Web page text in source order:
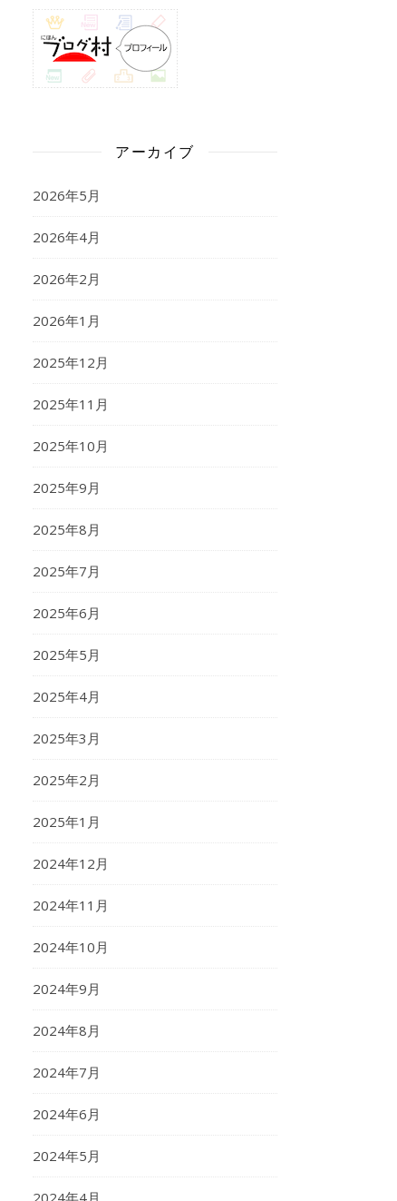
アーカイブ
2026年5月
2026年4月
2026年2月
2026年1月
2025年12月
2025年11月
2025年10月
2025年9月
2025年8月
2025年7月
2025年6月
2025年5月
2025年4月
2025年3月
2025年2月
2025年1月
2024年12月
2024年11月
2024年10月
2024年9月
2024年8月
2024年7月
2024年6月
2024年5月